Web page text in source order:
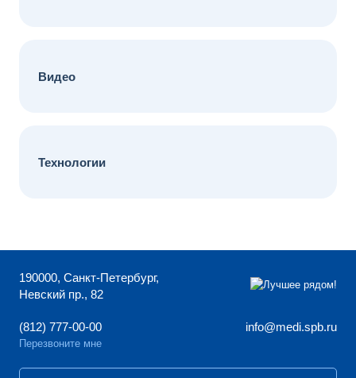
Видео
Технологии
190000, Санкт-Петербург,
Невский пр., 82
(812) 777-00-00
Перезвоните мне
info@medi.spb.ru